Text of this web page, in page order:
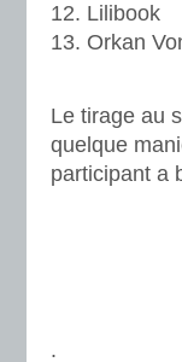
12. Lilibook
13. Orkan
Le tirage au
quelque
participant a
.